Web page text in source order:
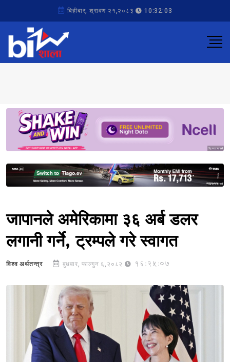
बिहीबार, श्रावण २१,२०८३ 10:32:03
Sponsored
Sponsored
जापानले अमेरिकामा ३६ अर्ब डलर
लगानी गर्ने, ट्रम्पले गरे स्वागत
विश्व अर्थतन्त्र बुधबार, फाल्गुन ६,२०८२ 16:25:07